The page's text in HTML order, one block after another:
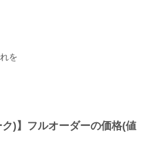
を
ク)】フルオーダーの価格(値